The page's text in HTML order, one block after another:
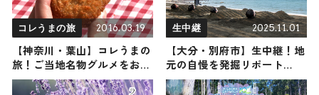
コレうまの旅 2016.03.19
【神奈川・葉山】コレうまの
旅！ご当地名物グルメをお届
け
生中継 2025.11.01
【大分・別府市】生中継！地
元の自慢を発掘リポート
2025年11月1日放送